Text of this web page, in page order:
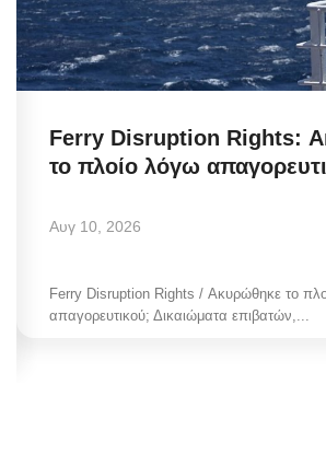
Ferry Disruption Rights:
το πλοίο λόγω
Αυγ 10, 2026
Ferry Disruption Rights / Ακυρώθηκε το
απαγορευτικού; Δικαιώματα επιβατών,...